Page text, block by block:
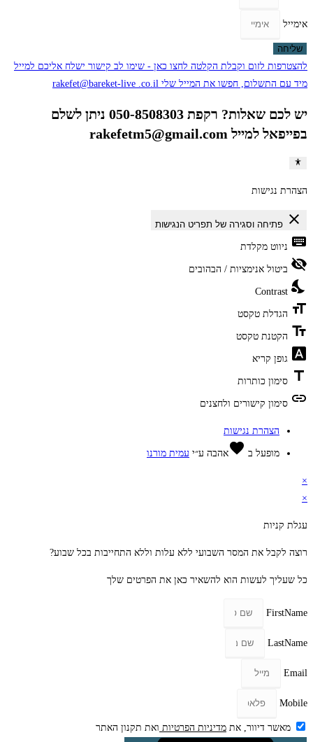
אימייל
שליחה
להצטרפות לזום וקבלת הקלטה לחצו כאן - שימו לב קישור ישלח אליכם למייל
מיד עם התשלום, חפשו את המייל שלי rakefet@bareket-live .co.il
יש לכם שאלות? רקפת 050-8508303 ניתן לשלם
בפייפאל למייל rakefetm5@gmail.com
הצהרת נגישות
close פתיחה וסגירה של תפריט הנגישות
keyboard ניווט מקלדת
visibility_off ביטול אנימציות / הבהובים
nights_stay
Contrast
format_size הגדלת טקסט
text_fields הקטנת טקסט
font_download גופן קריא
title סימון כותרות
link סימון קישורים ולחצנים
הצהרת נגישות
מופעל ב favoriteאהבה ע״י עמית מורנו
×
×
עגלת קניות
רוצה לקבל את המסר השבועי ללא עלות וללא התחייבות בכל שבוע?
כל שעליך לעשות הוא להשאיר כאן את הפרטים שלך
FirstName
LastName
Email
Mobile
מאשר דיוור, את מדיניות הפרטיות ואת תקנון האתר